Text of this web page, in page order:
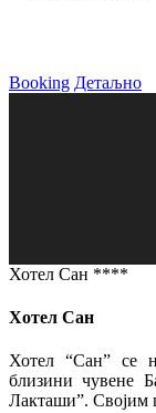
Booking Детаљно
Хотел Сан ****
Хотел Сан
Хотел “Сан” се
близини чувене
Лакташи”. Својим